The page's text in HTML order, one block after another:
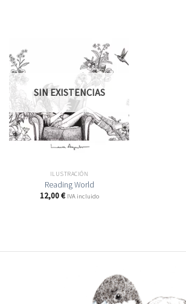
SIN EXISTENCIAS
ILUSTRACIÓN
Reading World
12,00€ IVA incluido